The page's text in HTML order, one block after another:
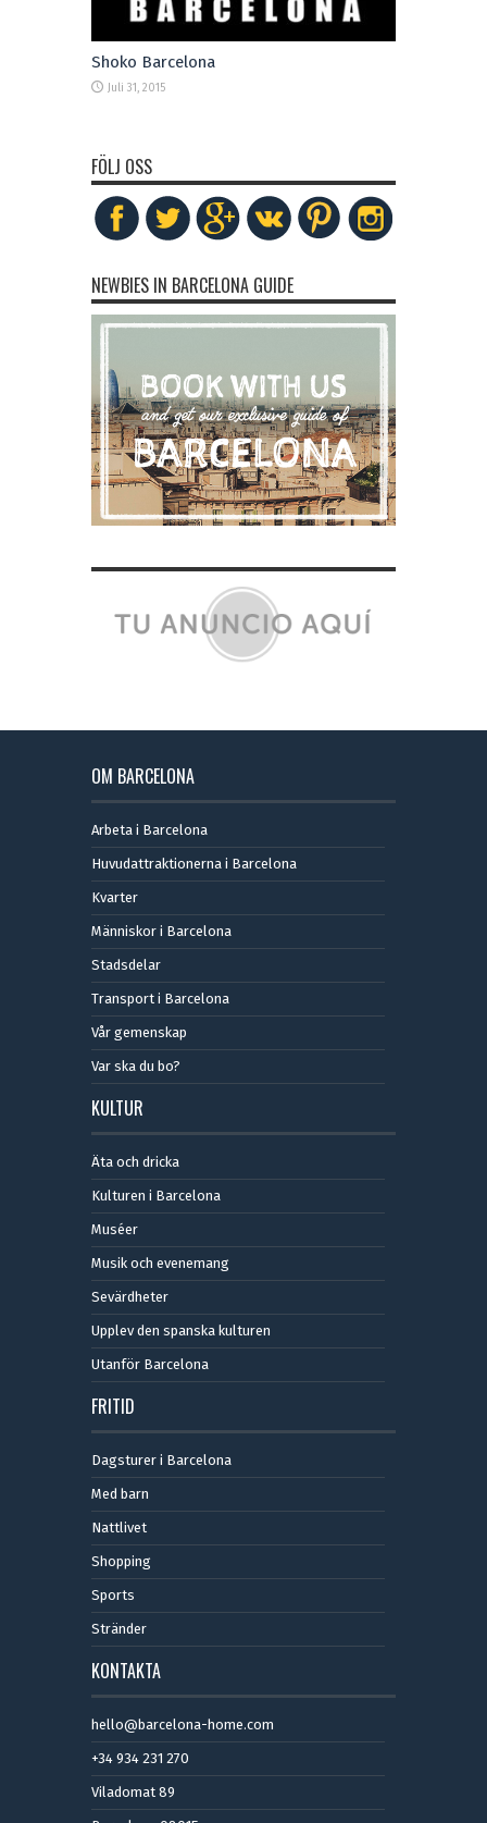
Shoko Barcelona
Juli 31, 2015
FÖLJ OSS
NEWBIES IN BARCELONA GUIDE
OM BARCELONA
Arbeta i Barcelona
Huvudattraktionerna i Barcelona
Kvarter
Människor i Barcelona
Stadsdelar
Transport i Barcelona
Vår gemenskap
Var ska du bo?
KULTUR
Äta och dricka
Kulturen i Barcelona
Muséer
Musik och evenemang
Sevärdheter
Upplev den spanska kulturen
Utanför Barcelona
FRITID
Dagsturer i Barcelona
Med barn
Nattlivet
Shopping
Sports
Stränder
KONTAKTA
hello@barcelona-home.com
+34 934 231 270
Viladomat 89